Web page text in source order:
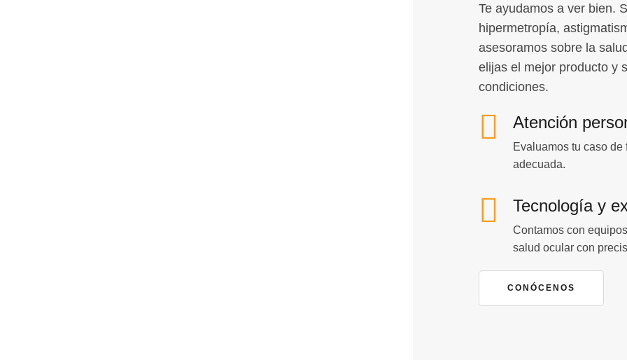
Te ayudamos a ver bien.
hipermetropía,
asesoramos sobre la
elijas el mejor producto y
condiciones.
Atención
Evaluamos tu caso
adecuada.
Tecnología y
Contamos con
salud ocular con
CONÓCENOS